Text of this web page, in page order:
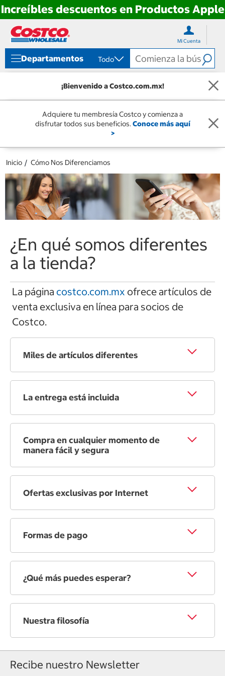
Increíbles descuentos en Productos Apple
directo
contenido
directo
menú
navegación
Mi Cuenta
Departamentos Todo
¡Bienvenido a Costco.com.mx!
Adquiere tu membresía Costco y comienza a
disfrutar todos sus beneficios.Conoce más aquí
>
Inicio Cómo Nos Diferenciamos
¿En qué somos diferentes
a la tienda?
La páginacostco.com.mx ofrece artículos de
venta exclusiva en línea para socios de
Costco.
Miles de artículos diferentes
La entrega está incluida
Compra en cualquier momento de
manera fácil y segura
Ofertas exclusivas por Internet
Formas de pago
¿Qué más puedes esperar?
Nuestra filosofía
Recibe nuestro Newsletter